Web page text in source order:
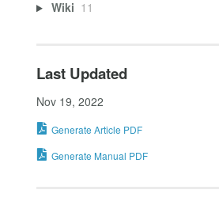
Wiki 11
Last Updated
Nov 19, 2022
Generate Article PDF
Generate Manual PDF